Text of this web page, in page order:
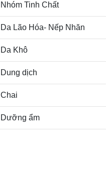
Nhóm Tinh Chất
Da Lão Hóa- Nếp Nhăn
Da Khô
Dung dịch
Chai
Dưỡng ẩm